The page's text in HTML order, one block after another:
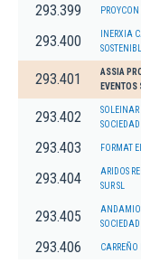
293.399 PROYCON
293.400
INERXIA
293.401
ASSIA
EVENTOS
293.402
293.403 FORMAT
293.404
ARIDOS
SUR SL
293.405
293.406 CARREÑO